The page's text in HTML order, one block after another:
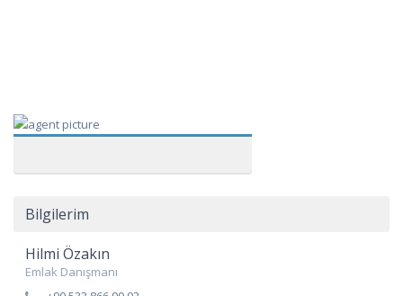
Bilgilerim
Hilmi Özakın
Emlak Danışmanı